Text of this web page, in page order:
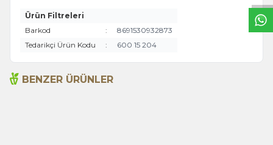
Ürün Filtreleri
Barkod
:
8691530932873
Tedarikçi Ürün Kodu
: 600 15 204
BENZER ÜRÜNLER